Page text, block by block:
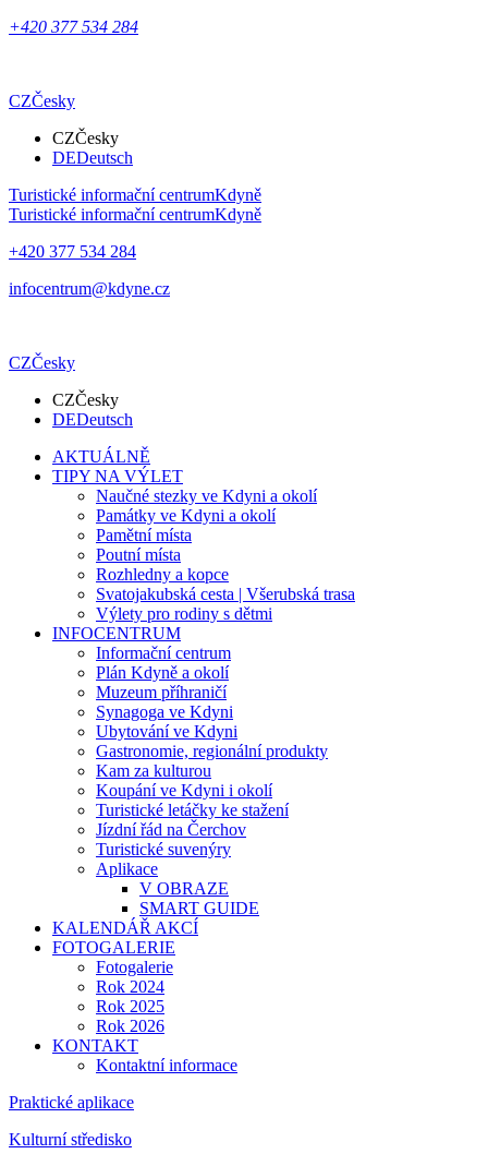
+420 377 534 284
CZČesky
CZČesky
DEDeutsch
Turistické informační centrumKdyně
Turistické informační centrumKdyně
+420 377 534 284
infocentrum@kdyne.cz
CZČesky
CZČesky
DEDeutsch
AKTUÁLNĚ
TIPY NA VÝLET
Naučné stezky ve Kdyni a okolí
Památky ve Kdyni a okolí
Pamětní místa
Poutní místa
Rozhledny a kopce
Svatojakubská cesta | Všerubská trasa
Výlety pro rodiny s dětmi
INFOCENTRUM
Informační centrum
Plán Kdyně a okolí
Muzeum příhraničí
Synagoga ve Kdyni
Ubytování ve Kdyni
Gastronomie, regionální produkty
Kam za kulturou
Koupání ve Kdyni i okolí
Turistické letáčky ke stažení
Jízdní řád na Čerchov
Turistické suvenýry
Aplikace
V OBRAZE
SMART GUIDE
KALENDÁŘ AKCÍ
FOTOGALERIE
Fotogalerie
Rok 2024
Rok 2025
Rok 2026
KONTAKT
Kontaktní informace
Praktické aplikace
Kulturní středisko